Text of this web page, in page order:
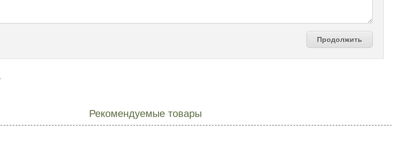
Продолжить
Рекомендуемые товары